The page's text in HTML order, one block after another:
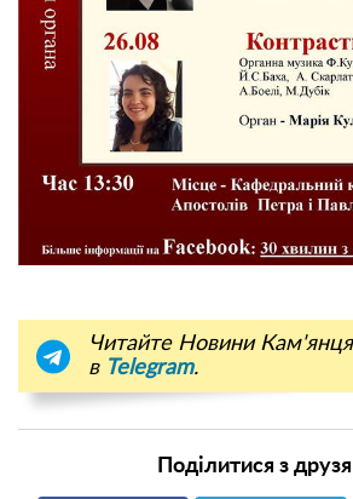
Читайте Новини
в Telegram.
Поділитися з